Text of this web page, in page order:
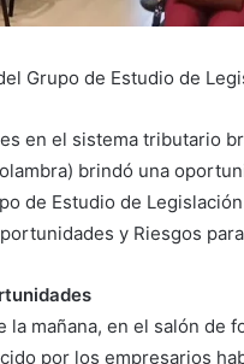
Grupo de Estudio de
en el sistema tributario
brindó una
de Estudio de
y Riesgos
mañana, en el salón de
por los empresarios